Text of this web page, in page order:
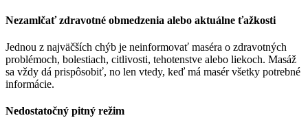
Nezamlčať zdravotné obmedzenia alebo aktuálne ťažkosti
Jednou z najväčších chýb je neinformovať maséra o zdravotných
problémoch, bolestiach, citlivosti, tehotenstve alebo liekoch. Masáž
sa vždy dá prispôsobiť, no len vtedy, keď má masér všetky potrebné
informácie.
Nedostatočný pitný režim